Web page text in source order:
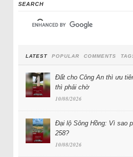
SEARCH
LATEST POPULAR COMMENTS
Đất cho Công An thì ưu
thì phải chờ
10/08/2026
Đại lộ Sông Hồng: Vì sao
258?
10/08/2026